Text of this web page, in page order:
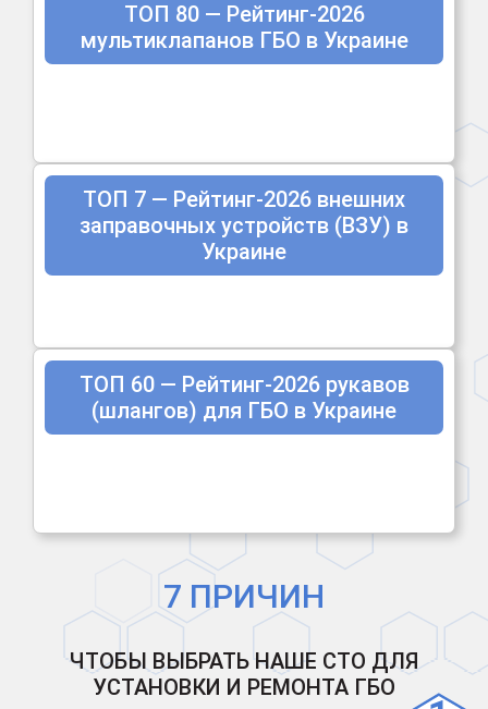
ТОП 80 — Рейтинг-2026
мультиклапанов ГБО в Украине
ТОП 7 — Рейтинг-2026 внешних
заправочных устройств (ВЗУ) в
Украине
ТОП 60 — Рейтинг-2026 рукавов
(шлангов) для ГБО в Украине
7 ПРИЧИН
ЧТОБЫ ВЫБРАТЬ НАШЕ СТО ДЛЯ
УСТАНОВКИ И РЕМОНТА ГБО